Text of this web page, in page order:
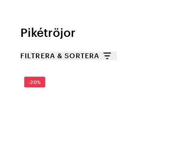
Pikétröjor
FILTRERA & SORTERA
-20%